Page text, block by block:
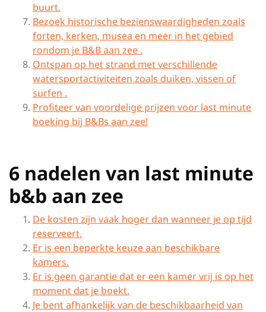
buurt.
Bezoek historische bezienswaardigheden zoals
forten, kerken, musea en meer in het gebied
rondom je B&B aan zee .
Ontspan op het strand met verschillende
watersportactiviteiten zoals duiken, vissen of
surfen .
Profiteer van voordelige prijzen voor last minute
boeking bij B&Bs aan zee!
6 nadelen van last minute
b&b aan zee
De kosten zijn vaak hoger dan wanneer je op tijd
reserveert.
Er is een beperkte keuze aan beschikbare
kamers.
Er is geen garantie dat er een kamer vrij is op het
moment dat je boekt.
Je bent afhankelijk van de beschikbaarheid van